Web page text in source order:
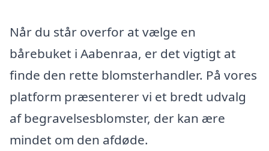
Når du står overfor at vælge en
bårebuket i Aabenraa, er det vigtigt at
finde den rette blomsterhandler. På vores
platform præsenterer vi et bredt udvalg
af begravelsesblomster, der kan ære
mindet om den afdøde.